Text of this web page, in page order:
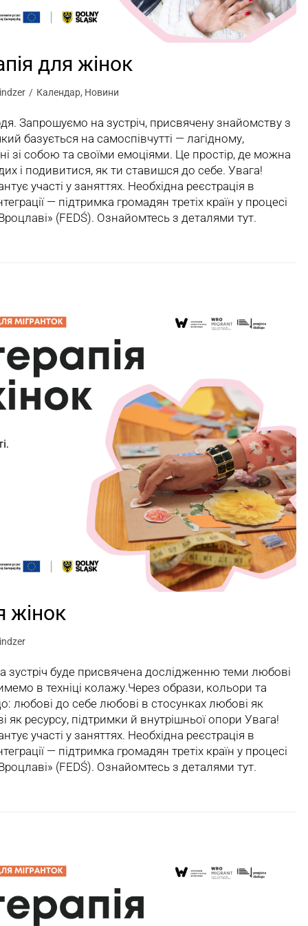
для жінок
Календар, Новини
Запрошуємо на зустріч, присвячену знайомству з
базується на самоспівчутті — лагідному,
зі собою та своїми емоціями. Це простір, де можна
і подивитися, як ти ставишся до себе. Увага!
участі у заняттях. Необхідна реєстрація в
— підтримка громадян третіх країн у процесі
Вроцлаві» (FEDŚ). Ознайомтесь з деталями тут.
жінок
зустріч буде присвячена дослідженню теми любові
в техніці колажу.Через образи, кольори та
любові до себе любові в стосунках любові як
як ресурсу, підтримки й внутрішньої опори Увага!
участі у заняттях. Необхідна реєстрація в
— підтримка громадян третіх країн у процесі
Вроцлаві» (FEDŚ). Ознайомтесь з деталями тут.